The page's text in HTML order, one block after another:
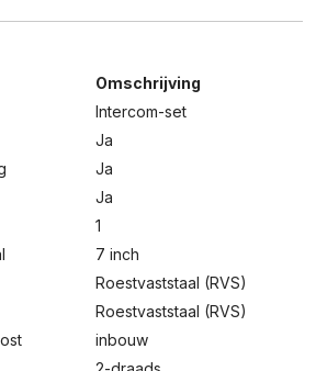
Omschrijving
Intercom-set
Ja
Ja
Ja
1
7 inch
Roestvaststaal (RVS)
Roestvaststaal (RVS)
inbouw